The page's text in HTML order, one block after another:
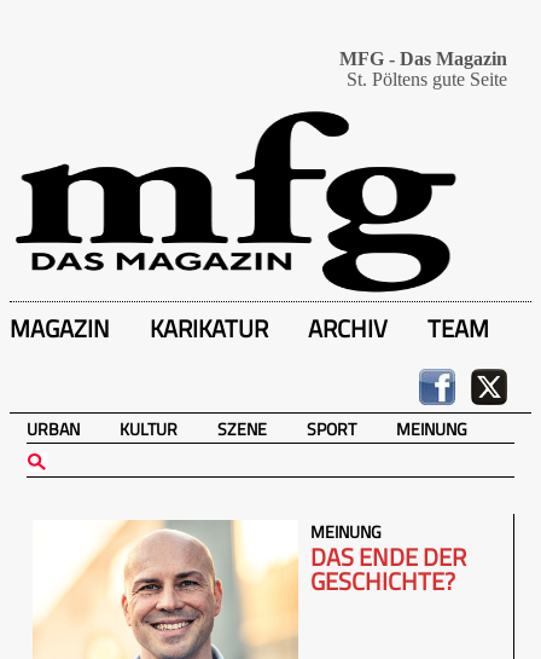
MFG - Das Magazin
St. Pöltens gute Seite
MAGAZIN KARIKATUR ARCHIV TEAM
URBAN KULTUR SZENE SPORT MEINUNG
MEINUNG
DAS ENDE DER
GESCHICHTE?